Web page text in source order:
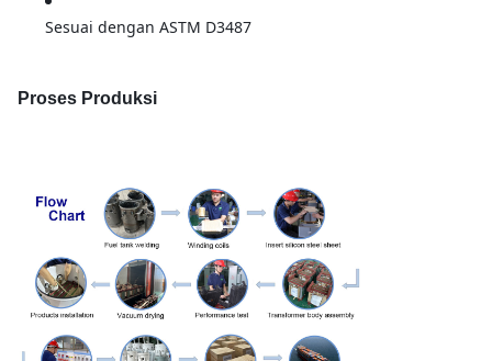
Sesuai dengan ASTM D3487
Proses Produksi